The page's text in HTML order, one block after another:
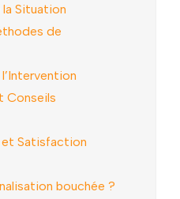
Situation
de
Conseils
et Satisfaction
bouchée ?